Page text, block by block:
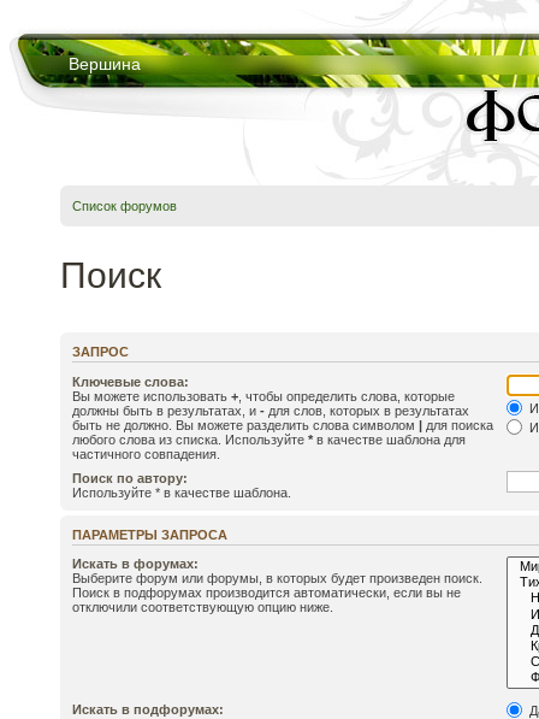
Вершина
Список форумов
Поиск
ЗАПРОС
Ключевые слова:
Вы можете использовать + , чтобы определить слова, которые
должны быть в результатах, и - для слов, которых в результатах
быть не должно. Вы можете разделить слова символом | для поиска
любого слова из списка. Используйте * в качестве шаблона для
частичного совпадения.
Поиск по автору:
Используйте * в качестве шаблона.
ПАРАМЕТРЫ ЗАПРОСА
Искать в форумах:
Выберите форум или форумы, в которых будет произведен поиск.
Поиск в подфорумах производится автоматически, если вы не
отключили соответствующую опцию ниже.
Искать в подфорумах: